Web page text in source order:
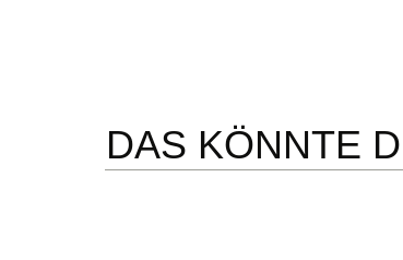
DAS KÖNNTE